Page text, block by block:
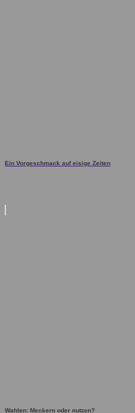
Ein Vorgeschmack auf eisige Zeiten
Wahlen: Meckern oder nutzen?